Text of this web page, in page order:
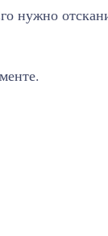
нужно